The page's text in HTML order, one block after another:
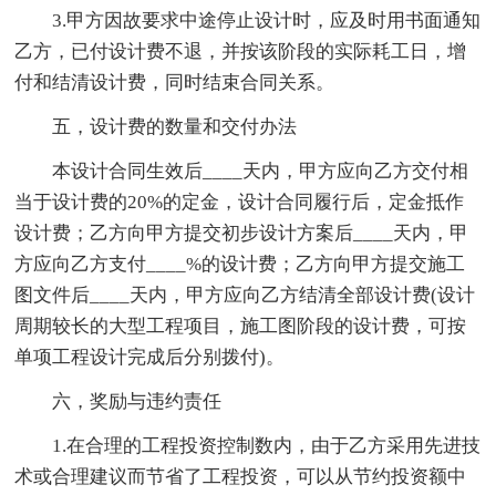
3.甲方因故要求中途停止设计时，应及时用书面通知
乙方，已付设计费不退，并按该阶段的实际耗工日，增
付和结清设计费，同时结束合同关系。
五，设计费的数量和交付办法
本设计合同生效后____天内，甲方应向乙方交付相
当于设计费的20%的定金，设计合同履行后，定金抵作
设计费；乙方向甲方提交初步设计方案后____天内，甲
方应向乙方支付____%的设计费；乙方向甲方提交施工
图文件后____天内，甲方应向乙方结清全部设计费(设计
周期较长的大型工程项目，施工图阶段的设计费，可按
单项工程设计完成后分别拨付)。
六，奖励与违约责任
1.在合理的工程投资控制数内，由于乙方采用先进技
术或合理建议而节省了工程投资，可以从节约投资额中